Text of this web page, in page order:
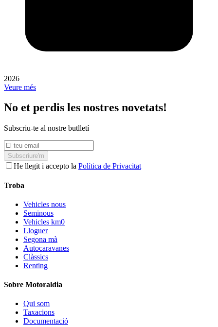
2026
Veure més
No et perdis les nostres novetats!
Subscriu-te al nostre butlletí
Subscriure'm
He llegit i accepto la Política de Privacitat
Troba
Vehicles nous
Seminous
Vehicles km0
Lloguer
Segona mà
Autocaravanes
Clàssics
Renting
Sobre Motoraldia
Qui som
Taxacions
Documentació